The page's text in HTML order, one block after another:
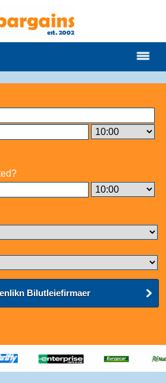
Bilutleiefirmaer